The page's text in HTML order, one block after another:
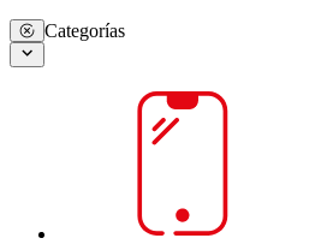
Categorías